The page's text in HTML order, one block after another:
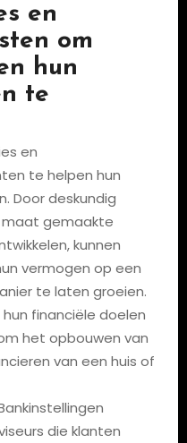
en
om
hun
te
en
te helpen hun
Door deskundig
maat gemaakte
kunnen
vermogen op een
te laten groeien.
financiële doelen
het opbouwen van
van een huis of
die klanten